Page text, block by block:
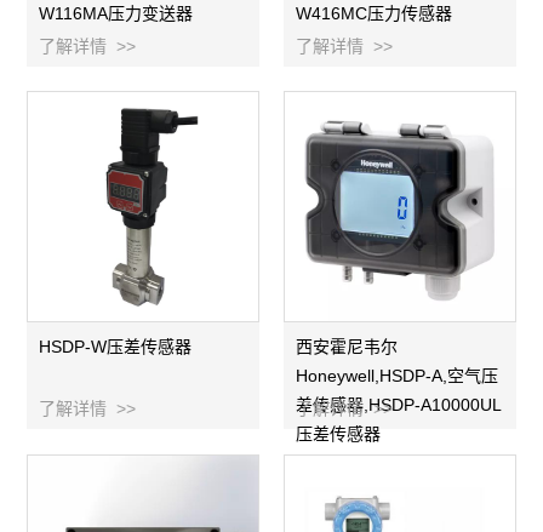
W116MA压力变送器
了解详情 >>
W416MC压力传感器
了解详情 >>
HSDP-W压差传感器
了解详情 >>
西安霍尼韦尔
Honeywell,HSDP-A,空气压
差传感器,HSDP-A10000UL
压差传感器
了解详情 >>